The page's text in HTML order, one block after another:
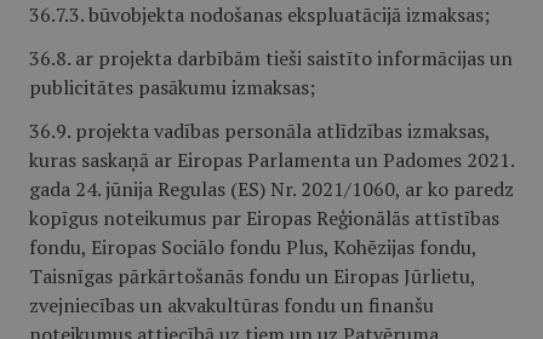
36.7.3. būvobjekta nodošanas ekspluatācijā izmaksas;
36.8. ar projekta darbībām tieši saistīto informācijas un
publicitātes pasākumu izmaksas;
36.9. projekta vadības personāla atlīdzības izmaksas,
kuras saskaņā ar Eiropas Parlamenta un Padomes 2021.
gada 24. jūnija Regulas (ES) Nr. 2021/1060, ar ko paredz
kopīgus noteikumus par Eiropas Reģionālās attīstības
fondu, Eiropas Sociālo fondu Plus, Kohēzijas fondu,
Taisnīgas pārkārtošanās fondu un Eiropas Jūrlietu,
zvejniecības un akvakultūras fondu un finanšu